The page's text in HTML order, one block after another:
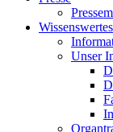
Wissenswertes
Unser